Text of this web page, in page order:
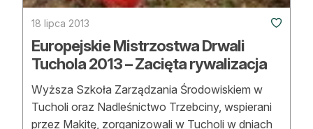
18 lipca 2013
Europejskie Mistrzostwa Drwali
Tuchola 2013 – Zacięta rywalizacja
Wyższa Szkoła Zarządzania Środowiskiem w
Tucholi oraz Nadleśnictwo Trzebciny, wspierani
przez Makitę, zorganizowali w Tucholi w dniach